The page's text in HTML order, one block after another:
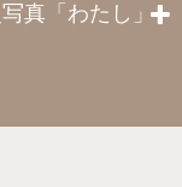
でのお撮
ペットと
。
真「わたし」